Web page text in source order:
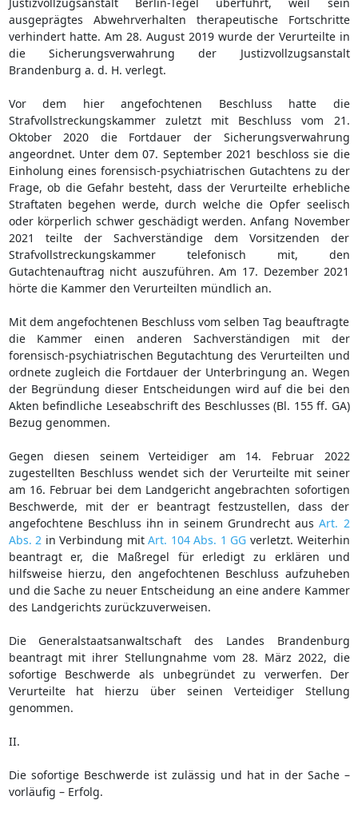
ausgeprägtes Abwehrverhalten therapeutische Fortschritte
verhindert hatte. Am 28. August 2019 wurde der Verurteilte in
die Sicherungsverwahrung der Justizvollzugsanstalt
Brandenburg a. d. H. verlegt.
Vor dem hier angefochtenen Beschluss hatte die
Strafvollstreckungskammer zuletzt mit Beschluss vom 21.
Oktober 2020 die Fortdauer der Sicherungsverwahrung
angeordnet. Unter dem 07. September 2021 beschloss sie die
Einholung eines forensisch-psychiatrischen Gutachtens zu der
Frage, ob die Gefahr besteht, dass der Verurteilte erhebliche
Straftaten begehen werde, durch welche die Opfer seelisch
oder körperlich schwer geschädigt werden. Anfang November
2021 teilte der Sachverständige dem Vorsitzenden der
Strafvollstreckungskammer telefonisch mit, den
Gutachtenauftrag nicht auszuführen. Am 17. Dezember 2021
hörte die Kammer den Verurteilten mündlich an.
Mit dem angefochtenen Beschluss vom selben Tag beauftragte
die Kammer einen anderen Sachverständigen mit der
forensisch-psychiatrischen Begutachtung des Verurteilten und
ordnete zugleich die Fortdauer der Unterbringung an. Wegen
der Begründung dieser Entscheidungen wird auf die bei den
Akten befindliche Leseabschrift des Beschlusses (Bl. 155 ff. GA)
Bezug genommen.
Gegen diesen seinem Verteidiger am 14. Februar 2022
zugestellten Beschluss wendet sich der Verurteilte mit seiner
am 16. Februar bei dem Landgericht angebrachten sofortigen
Beschwerde, mit der er beantragt festzustellen, dass der
angefochtene Beschluss ihn in seinem Grundrecht ausArt. 2
Abs. 2 in Verbindung mitArt. 104 Abs. 1 GG verletzt. Weiterhin
beantragt er, die Maßregel für erledigt zu erklären und
hilfsweise hierzu, den angefochtenen Beschluss aufzuheben
und die Sache zu neuer Entscheidung an eine andere Kammer
des Landgerichts zurückzuverweisen.
Die Generalstaatsanwaltschaft des Landes Brandenburg
beantragt mit ihrer Stellungnahme vom 28. März 2022, die
sofortige Beschwerde als unbegründet zu verwerfen. Der
Verurteilte hat hierzu über seinen Verteidiger Stellung
genommen.
II.
Die sofortige Beschwerde ist zulässig und hat in der Sache –
vorläufig – Erfolg.